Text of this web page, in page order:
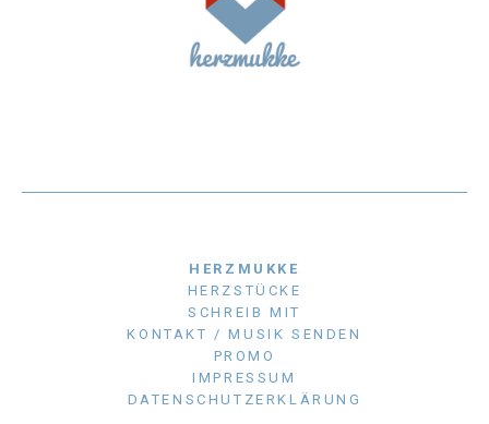
HERZMUKKE
HERZSTÜCKE
SCHREIB MIT
KONTAKT / MUSIK SENDEN
PROMO
IMPRESSUM
DATENSCHUTZERKLÄRUNG